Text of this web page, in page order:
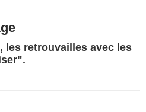
les retrouvailles avec les